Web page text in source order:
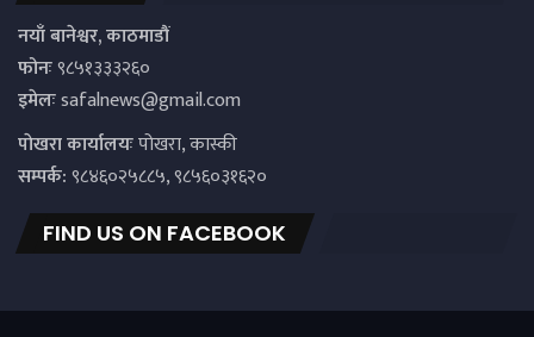
नयाँ बानेश्वर, काठमाडौं
फोनः९८५१३३३२६०
इमेलःsafalnews@gmail.com
पाेखरा कार्यालयःपोखरा, कास्की
सम्पर्क:९८४६०२५८८५, ९८५६०३१६२०
FIND US ON FACEBOOK